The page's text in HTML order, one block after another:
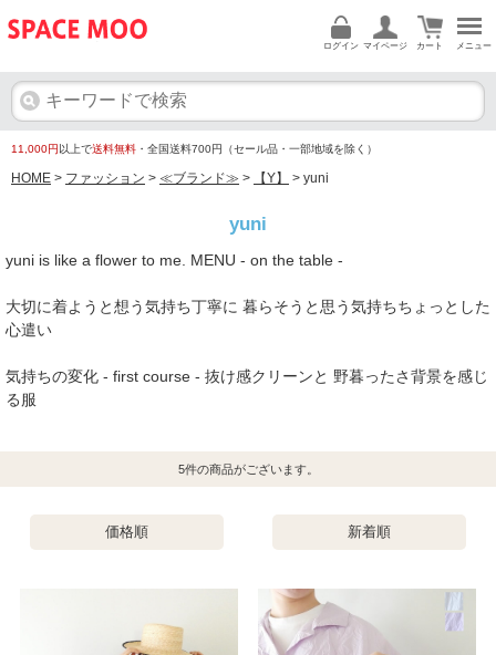
メニュー
カート
マイページ
ログイン
11,000円 以上で送料無料 ・全国送料700円（セール品・一部地域を除く）
HOME > ファッション > ≪ブランド≫ > 【Y】 > yuni
yuni
yuni is like a flower to me. MENU - on the table -
大切に着ようと想う気持ち丁寧に 暮らそうと思う気持ちちょっとした
心遣い
気持ちの変化 - first course - 抜け感クリーンと 野暮ったさ背景を感じ
る服
5件の商品がございます。
価格順 新着順